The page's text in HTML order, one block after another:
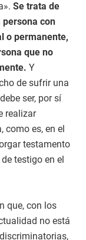
Se trata de
persona con
o permanente,
que no
Y
de sufrir una
ser, por sí
realizar
es, en el
testamento
testigo en el
que, con los
no está